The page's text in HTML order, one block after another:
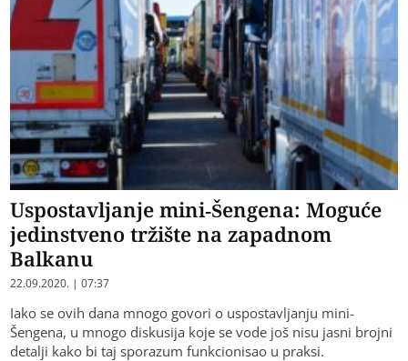
Uspostavljanje mini-Šengena: Moguće
jedinstveno tržište na zapadnom
Balkanu
22.09.2020. | 07:37
Iako se ovih dana mnogo govori o uspostavljanju mini-
Šengena, u mnogo diskusija koje se vode još nisu jasni brojni
detalji kako bi taj sporazum funkcionisao u praksi.